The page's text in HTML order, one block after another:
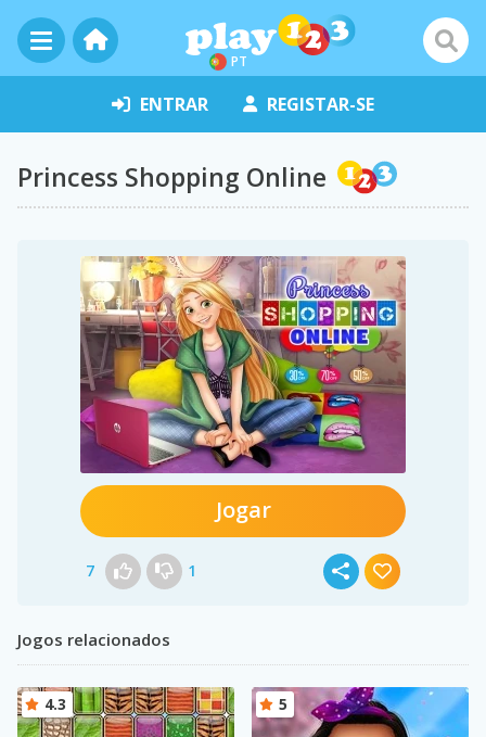
PT
ENTRAR REGISTAR-SE
Princess Shopping Online
Jogar
7 1
Jogos relacionados
4.3 5